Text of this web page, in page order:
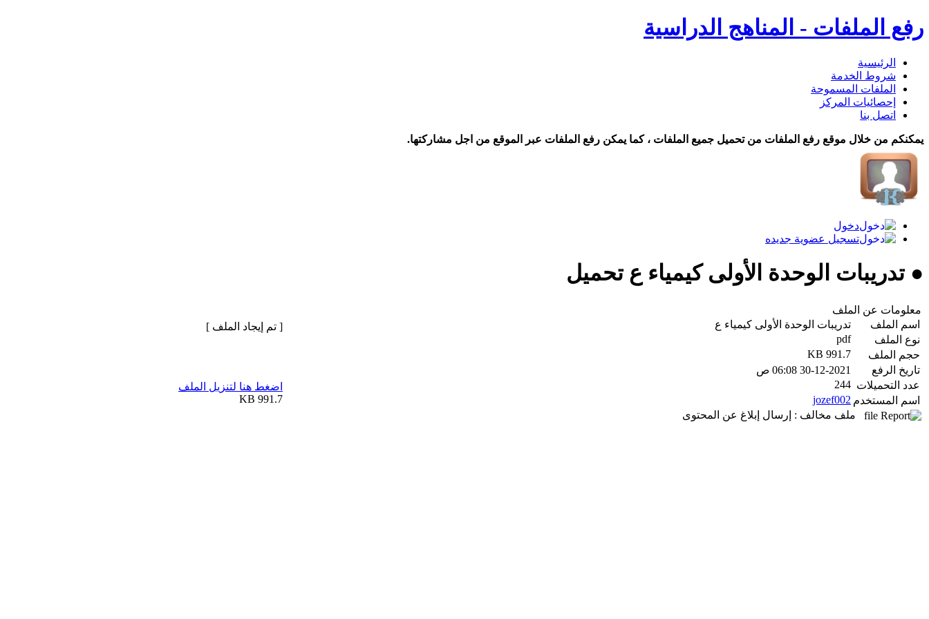
رفع الملفات - المناهج الدراسية
الرئيسية
شروط الخدمة
الملفات المسموحة
إحصائيات المركز
اتصل بنا
يمكنكم من خلال موقع رفع الملفات من تحميل جميع الملفات ، كما يمكن رفع الملفات عبر الموقع من اجل مشاركتها.
دخول
تسجيل عضوية جديده
● تدريبات الوحدة الأولى كيمياء ع تحميل
معلومات عن الملف
اسم الملف
تدريبات الوحدة الأولى كيمياء ع
نوع الملف
pdf
حجم الملف
991.7 KB
تاريخ الرفع
30-12-2021 06:08 ص
عدد التحميلات 244
اسم المستخدم jozef002
ملف مخالف : إرسال إبلاغ عن المحتوى
[ تم إيجاد الملف ]
اضغط هنا لتنزيل الملف
991.7 KB